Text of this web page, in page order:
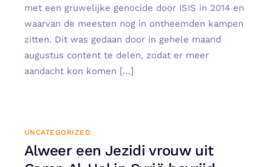
met een gruwelijke genocide door ISIS in 2014 en
waarvan de meesten nog in ontheemden kampen
zitten. Dit was gedaan door in gehele maand
augustus content te delen, zodat er meer
aandacht kon komen […]
UNCATEGORIZED
Alweer een Jezidi vrouw uit